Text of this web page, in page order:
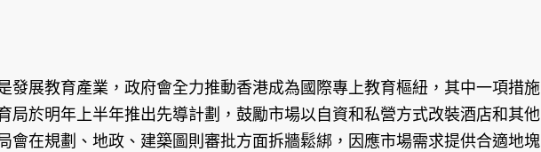
發展教育產業，政府會全力推動香港成為國際專上教育樞紐，其中一項措施
局於明年上半年推出先導計劃，鼓勵市場以自資和私營方式改裝酒店和其他
會在規劃、地政、建築圖則審批方面拆牆鬆綁，因應市場需求提供合適地塊